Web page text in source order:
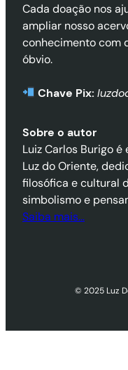
Cada doação nos
ampliar nosso
conhecimento com
óbvio.
Chave Pix:
Sobre o autor
Luiz Carlos Burigo
Luz do Oriente,
filosófica e cultural
simbolismo e
Saiba mais…
© 2025 Luz